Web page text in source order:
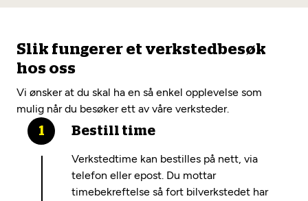
Slik fungerer et verkstedbesøk
hos oss
Vi ønsker at du skal ha en så enkel opplevelse som
mulig når du besøker ett av våre verksteder.
Bestill time
Verkstedtime kan bestilles på nett, via
telefon eller epost. Du mottar
timebekreftelse så fort bilverkstedet har